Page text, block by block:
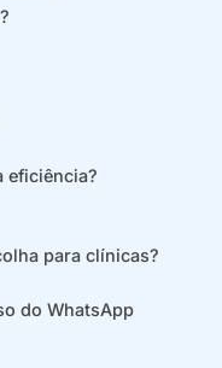
eficiência?
para clínicas?
do WhatsApp